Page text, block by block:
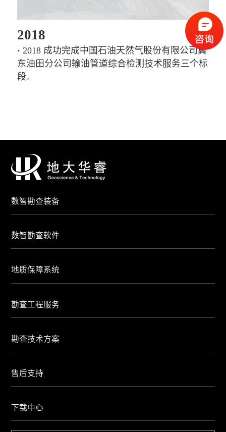
2018
· 2018 成功完成中国石油天然气股份有限公司冀
东油田分公司输油管道综合检测技术服务三个标
段。
数智勘查装备
数智勘查软件
地质保障系统
勘查工程服务
勘查技术方案
售后支持
下载中心